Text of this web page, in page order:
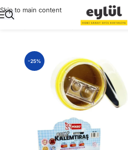
Skip to main content
Yazı Gereçleri/Kalemtraşlar
-25%